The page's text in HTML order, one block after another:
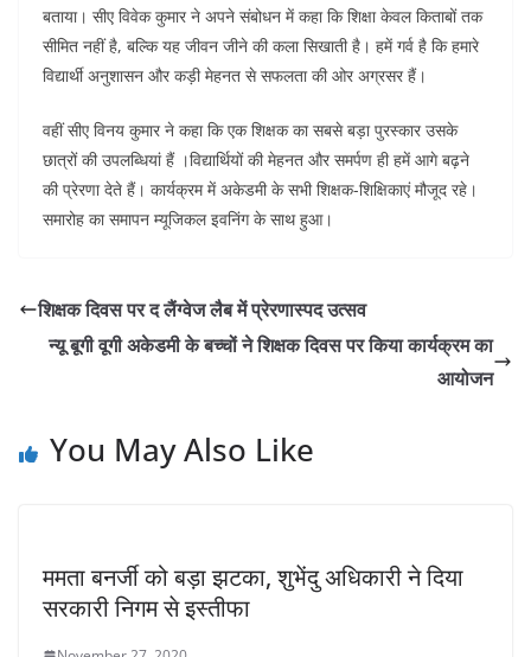
बताया। सीए विवेक कुमार ने अपने संबोधन में कहा कि शिक्षा केवल किताबों तक
सीमित नहीं है, बल्कि यह जीवन जीने की कला सिखाती है। हमें गर्व है कि हमारे
विद्यार्थी अनुशासन और कड़ी मेहनत से सफलता की ओर अग्रसर हैं।
वहीं सीए विनय कुमार ने कहा कि एक शिक्षक का सबसे बड़ा पुरस्कार उसके
छात्रों की उपलब्धियां हैं ।विद्यार्थियों की मेहनत और समर्पण ही हमें आगे बढ़ने
की प्रेरणा देते हैं। कार्यक्रम में अकेडमी के सभी शिक्षक-शिक्षिकाएं मौजूद रहे।
समारोह का समापन म्यूजिकल इवनिंग के साथ हुआ।
शिक्षक दिवस पर द लैंग्वेज लैब में प्रेरणास्पद उत्सव
न्यू बूगी वूगी अकेडमी के बच्चों ने शिक्षक दिवस पर किया कार्यक्रम का
आयोजन
You May Also Like
ममता बनर्जी को बड़ा झटका, शुभेंदु अधिकारी ने दिया
सरकारी निगम से इस्तीफा